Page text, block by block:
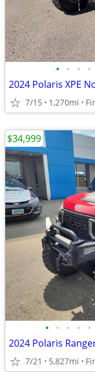
• • • •
2024 Polaris XPE
7/15 1,270mi
• • • • •
2024 Polaris
7/21 5,827mi
$34,999